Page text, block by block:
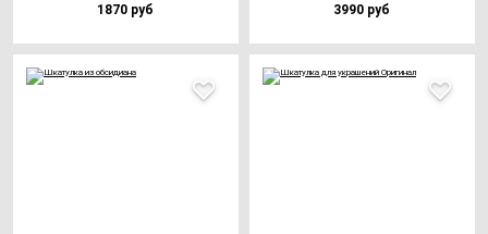
1870 руб 3990 руб